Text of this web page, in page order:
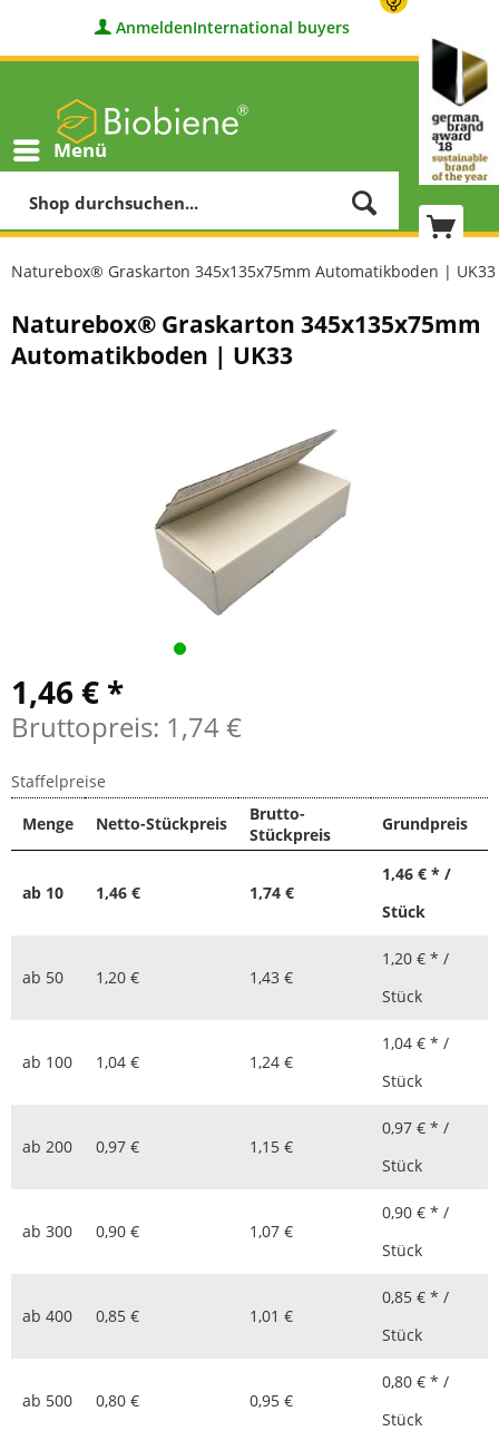
AnmeldenInternational buyers
Menü
Naturebox® Graskarton 345x135x75mm Automatikboden | UK33
Naturebox® Graskarton 345x135x75mm
Automatikboden | UK33
1,46 € *
Bruttopreis: 1,74 €
Staffelpreise
Menge
Netto-Stückpreis
Brutto-
Stückpreis
Grundpreis
ab 10 1,46 € 1,74 €
1,46 € * /
Stück
ab 50 1,20 € 1,43 €
1,20 € * /
Stück
ab 100 1,04 € 1,24 €
1,04 € * /
Stück
ab 200 0,97 € 1,15 €
0,97 € * /
Stück
ab 300 0,90 € 1,07 €
0,90 € * /
Stück
ab 400 0,85 € 1,01 €
0,85 € * /
Stück
ab 500 0,80 € 0,95 €
0,80 € * /
Stück